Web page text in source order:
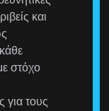
και
στόχο
για τους